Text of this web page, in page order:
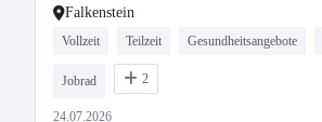
Falkenstein
Vollzeit Teilzeit Gesundheitsangebote
Jobrad 2
24.07.2026